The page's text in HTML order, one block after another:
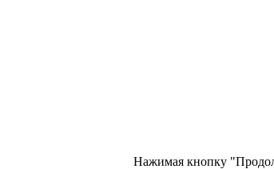
Нажимая кнопку